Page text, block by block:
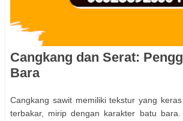
Cangkang dan Serat:
Bara
Cangkang sawit memiliki tekstur yang
terbakar, mirip dengan karakter batu